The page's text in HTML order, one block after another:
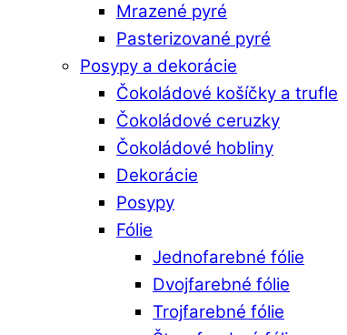
Mrazené pyré
Pasterizované pyré
Posypy a dekorácie
Čokoládové košíčky a trufle
Čokoládové ceruzky
Čokoládové hobliny
Dekorácie
Posypy
Fólie
Jednofarebné fólie
Dvojfarebné fólie
Trojfarebné fólie